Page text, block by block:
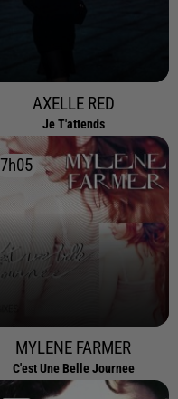
AXELLE RED
Je T'attends
7h05
7h05
MYLENE FARMER
C'est Une Belle Journee